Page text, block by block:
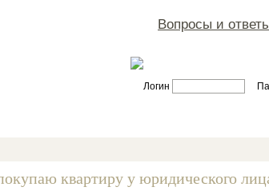
Вопросы и
Логин
квартиру у юридического